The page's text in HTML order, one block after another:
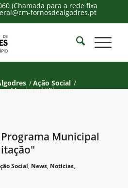
(Chamada para a rede fixa
fornosdealgodres.pt
/Ação Social /
Municipal "Cheque
Municipal
Social, News, Notícias,